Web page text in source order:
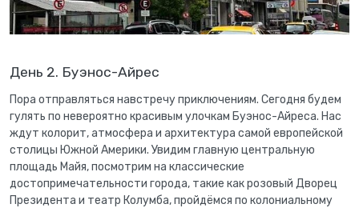
День 2. Буэнос-Айрес
Пора отправляться навстречу приключениям. Сегодня будем
гулять по невероятно красивым улочкам Буэнос-Айреса. Нас
ждут колорит, атмосфера и архитектура самой европейской
столицы Южной Америки. Увидим главную центральную
площадь Майя, посмотрим на классические
достопримечательности города, такие как розовый Дворец
Президента и театр Колумба, пройдёмся по колониальному